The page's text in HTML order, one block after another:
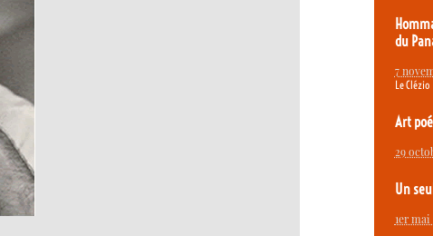
du
7
Le Clézio
Art
29
Un
1er mai